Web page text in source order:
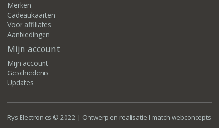
Merken
Cadeaukaarten
Voor affiliates
Aanbiedingen
Mijn account
Mijn account
Geschiedenis
Updates
Rys Electronics © 2022 | Ontwerp en realisatie I-match webconcepts